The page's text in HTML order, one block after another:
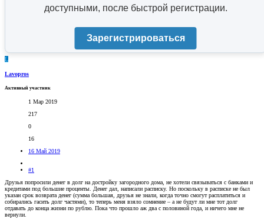
доступными, после быстрой регистрации.
Зарегистрироваться
L
Lavopros
Активный участник
1 Мар 2019
217
0
16
16 Май 2019
#1
Друзья попросили денег в долг на достройку загородного дома, не хотели связываться с банками и
кредитами под большие проценты. Денег дал, написали расписку. Но поскольку в расписке не был
указан срок возврата денег (сумма большая, друзья не знали, когда точно смогут расплатиться и
собирались гасить долг частями), то теперь меня взяло сомнение – а не будут ли мне тот долг
отдавать до конца жизни по рублю. Пока что прошло аж два с половиной года, и ничего мне не
вернули.